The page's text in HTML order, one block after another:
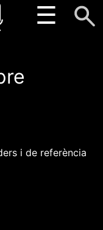
☰
i de referència